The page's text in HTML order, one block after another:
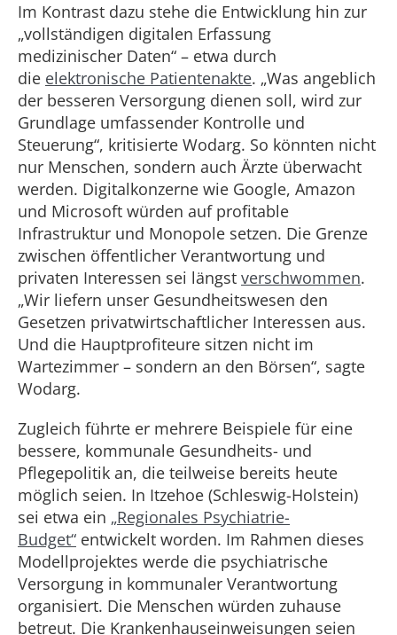
Im Kontrast dazu stehe die Entwicklung hin zur
„vollständigen digitalen Erfassung
medizinischer Daten“ – etwa durch
die elektronische Patientenakte. „Was angeblich
der besseren Versorgung dienen soll, wird zur
Grundlage umfassender Kontrolle und
Steuerung“, kritisierte Wodarg. So könnten nicht
nur Menschen, sondern auch Ärzte überwacht
werden. Digitalkonzerne wie Google, Amazon
und Microsoft würden auf profitable
Infrastruktur und Monopole setzen. Die Grenze
zwischen öffentlicher Verantwortung und
privaten Interessen sei längst verschwommen.
„Wir liefern unser Gesundheitswesen den
Gesetzen privatwirtschaftlicher Interessen aus.
Und die Hauptprofiteure sitzen nicht im
Wartezimmer – sondern an den Börsen“, sagte
Wodarg.
Zugleich führte er mehrere Beispiele für eine
bessere, kommunale Gesundheits- und
Pflegepolitik an, die teilweise bereits heute
möglich seien. In Itzehoe (Schleswig-Holstein)
sei etwa ein „Regionales Psychiatrie-
Budget“ entwickelt worden. Im Rahmen dieses
Modellprojektes werde die psychiatrische
Versorgung in kommunaler Verantwortung
organisiert. Die Menschen würden zuhause
betreut. Die Krankenhauseinweisungen seien